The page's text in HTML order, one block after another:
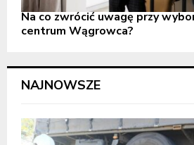
Na co zwrócić uwagę przy
centrum Wągrowca?
NAJNOWSZE